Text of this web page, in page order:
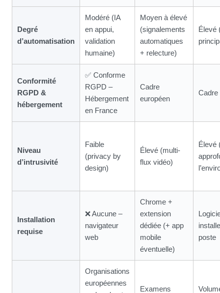
Degré
d’automatisation
Modéré (IA
en appui,
validation
humaine)
Moyen à élevé
(signalements
automatiques
+ relecture)
Élevé
Conformité
RGPD &
hébergement
✅ Conforme
RGPD –
Hébergement
en France
Cadre
européen
Cadre
Niveau
d’intrusivité
Faible
(privacy by
design)
Élevé (multi-
flux vidéo)
Élevé
Installation
requise
❌ Aucune –
navigateur
web
Chrome +
extension
dédiée (+ app
mobile
éventuelle)
poste
Organisations
européennes
Examens